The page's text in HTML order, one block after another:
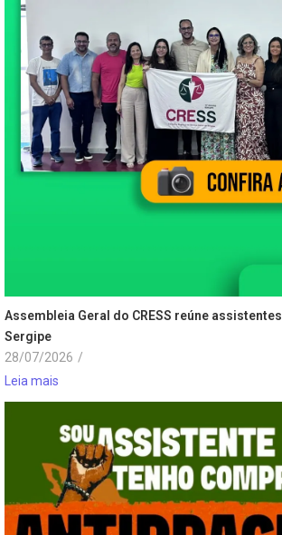
Assembleia Geral do CRESS reúne
Sergipe
28/07/2026 /
Leia mais